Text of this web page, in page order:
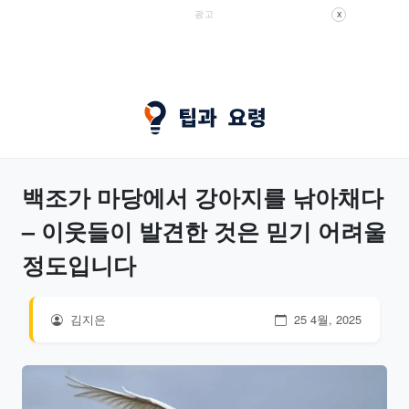
광고 X
백조가 마당에서 강아지를 낚아채다
– 이웃들이 발견한 것은 믿기 어려울
정도입니다
김지은 25 4월, 2025